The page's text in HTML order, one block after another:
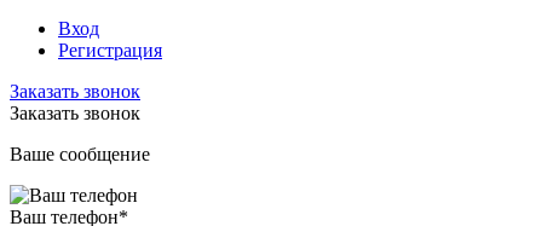
Вход
Регистрация
Заказать звонок
Заказать звонок
Ваше сообщение
Ваш телефон*